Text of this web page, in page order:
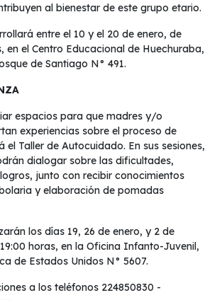
al bienestar de este grupo etario.
entre el 10 y el 20 de enero, de
en el Centro Educacional de Huechuraba,
de Santiago N° 491.
espacios para que madres y/o
experiencias sobre el proceso de
el Taller de Autocuidado. En sus sesiones,
dialogar sobre las dificultades,
junto con recibir conocimientos
y elaboración de pomadas
los días 19, 26 de enero, y 2 de
horas, en la Oficina Infanto-Juvenil,
de Estados Unidos N° 5607.
a los teléfonos 224850830 -